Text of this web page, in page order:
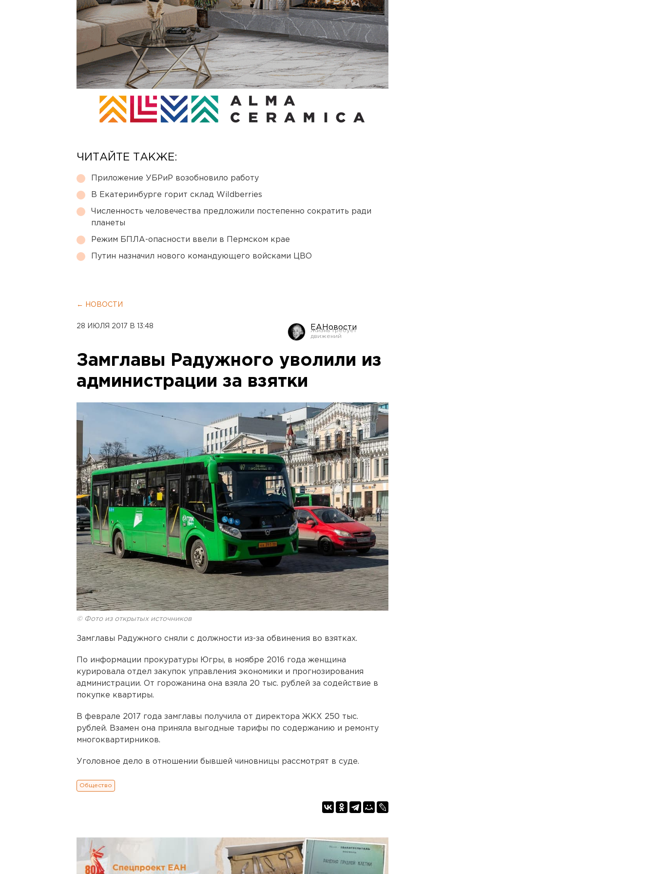
ЧИТАЙТЕ ТАКЖЕ:
Приложение УБРиР возобновило работу
В Екатеринбурге горит склад Wildberries
Численность человечества предложили постепенно сократить ради
планеты
Режим БПЛА-опасности ввели в Пермском крае
Путин назначил нового командующего войсками ЦВО
← НОВОСТИ
28 ИЮЛЯ 2017 В 13:48 ЕАНовости
Замглавы Радужного уволили из
администрации за взятки
© Фото из открытых источников
Замглавы Радужного сняли с должности из-за обвинения во взятках.
По информации прокуратуры Югры, в ноябре 2016 года женщина
курировала отдел закупок управления экономики и прогнозирования
администрации. От горожанина она взяла 20 тыс. рублей за содействие в
покупке квартиры.
В феврале 2017 года замглавы получила от директора ЖКХ 250 тыс.
рублей. Взамен она приняла выгодные тарифы по содержанию и ремонту
многоквартирников.
Уголовное дело в отношении бывшей чиновницы рассмотрят в суде.
Общество